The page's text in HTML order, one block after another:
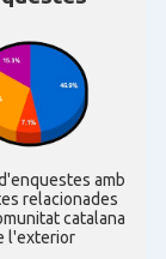
amb
relacionades
catalana
l'exterior